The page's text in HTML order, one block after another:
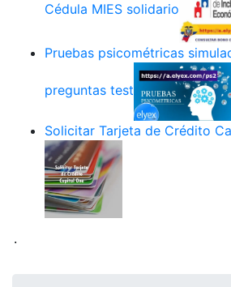
Cédula MIES solidario
Pruebas psicométricas
preguntas test
Solicitar Tarjeta de Crédito
.